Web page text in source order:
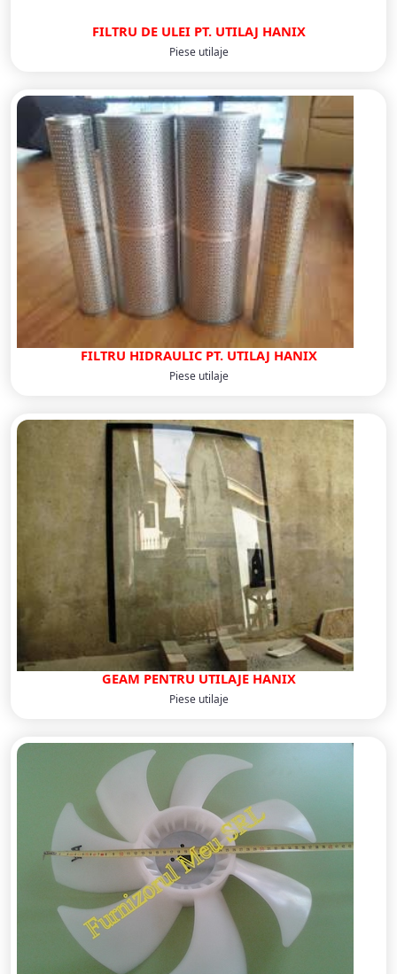
FILTRU DE ULEI PT. UTILAJ HANIX
Piese utilaje
FILTRU HIDRAULIC PT. UTILAJ HANIX
Piese utilaje
GEAM PENTRU UTILAJE HANIX
Piese utilaje